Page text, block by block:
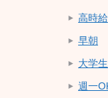
高時給
早朝
大学
週一